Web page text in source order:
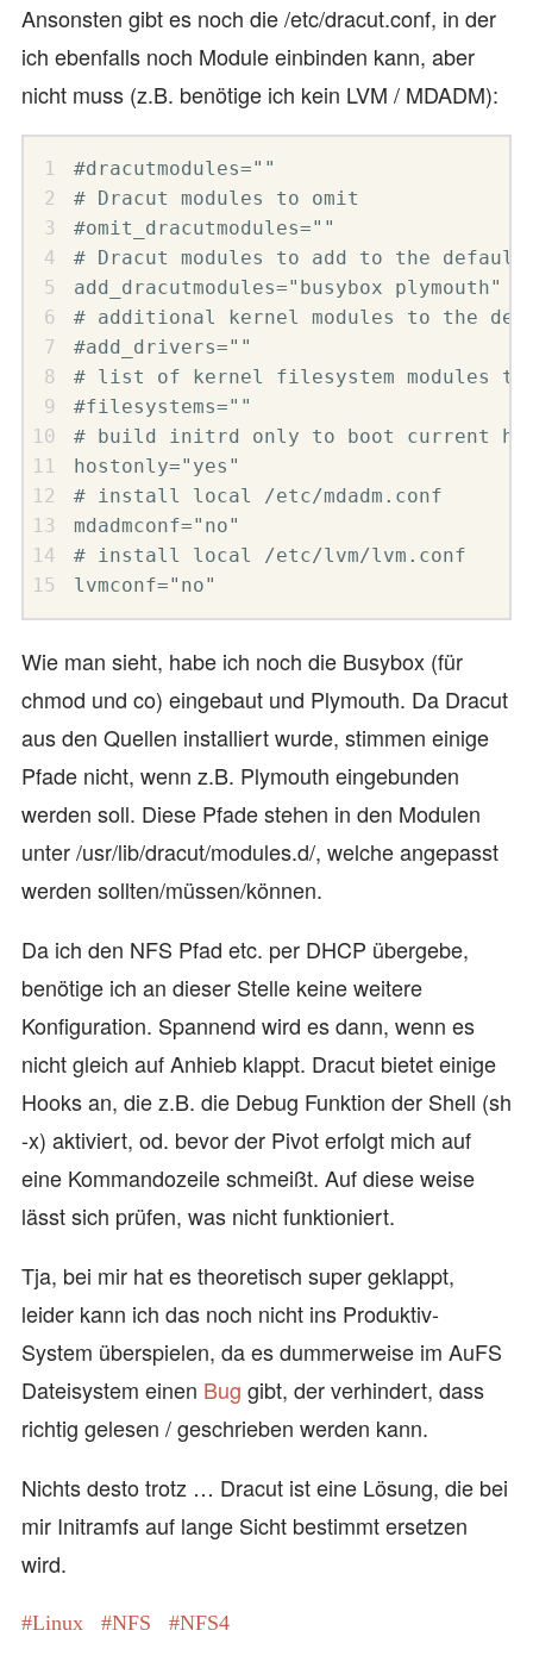
Ansonsten gibt es noch die /etc/dracut.conf, in der
ich ebenfalls noch Module einbinden kann, aber
nicht muss (z.B. benötige ich kein LVM / MDADM):
#dracutmodules=""
# Dracut modules to omit
#omit_dracutmodules=""
# Dracut modules to add to the default
add_dracutmodules="busybox plymouth"
# additional kernel modules to the
#add_drivers=""
# list of kernel filesystem modules
#filesystems=""
# build initrd only to boot current
hostonly="yes"
# install local /etc/mdadm.conf
mdadmconf="no"
# install local /etc/lvm/lvm.conf
lvmconf="no"
Wie man sieht, habe ich noch die Busybox (für
chmod und co) eingebaut und Plymouth. Da Dracut
aus den Quellen installiert wurde, stimmen einige
Pfade nicht, wenn z.B. Plymouth eingebunden
werden soll. Diese Pfade stehen in den Modulen
unter /usr/lib/dracut/modules.d/, welche angepasst
werden sollten/müssen/können.
Da ich den NFS Pfad etc. per DHCP übergebe,
benötige ich an dieser Stelle keine weitere
Konfiguration. Spannend wird es dann, wenn es
nicht gleich auf Anhieb klappt. Dracut bietet einige
Hooks an, die z.B. die Debug Funktion der Shell (sh
-x) aktiviert, od. bevor der Pivot erfolgt mich auf
eine Kommandozeile schmeißt. Auf diese weise
lässt sich prüfen, was nicht funktioniert.
Tja, bei mir hat es theoretisch super geklappt,
leider kann ich das noch nicht ins Produktiv-
System überspielen, da es dummerweise im AuFS
Dateisystem einen Bug gibt, der verhindert, dass
richtig gelesen / geschrieben werden kann.
Nichts desto trotz … Dracut ist eine Lösung, die bei
mir Initramfs auf lange Sicht bestimmt ersetzen
wird.
Linux NFS NFS4